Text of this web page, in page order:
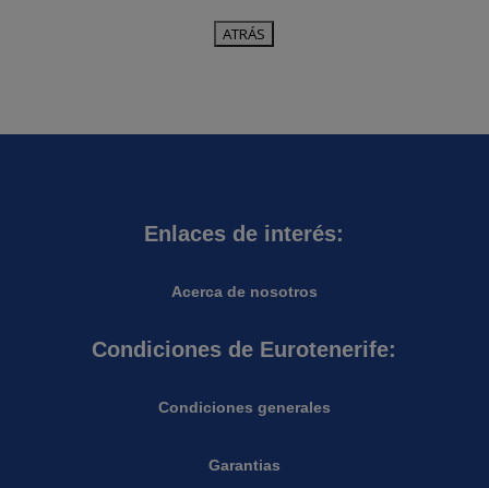
Enlaces de interés:
Acerca de nosotros
Condiciones de Eurotenerife:
Condiciones generales
Garantias